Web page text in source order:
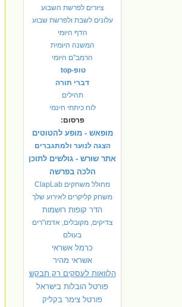
ציורים לפרשת השבוע
עלונים לשבת ולפרשת שבוע
הדף היומי
המשנה היומית
הרמב"ם היומי
טופ-top
דברי תורה
תהילים
לוח כיתתי חינמי
פרסום:
מופאש - מופע להטוטים
הצגה לנוער ולמתגברים
אתר שורש - גולשים לתוכן
הלכה בפרשה
מחולל משחקים ClapLab
משחק קליקרים לאירוע שלך
הדר קופות רושמות
צדיקים, מקובלים, אדמו"רים
בעולם
כרמל אשראי
אשראי מהיר
הלוואות לעסקים רק תבקש
פורטל הובלות בישראל
פורטל צימר בקליק